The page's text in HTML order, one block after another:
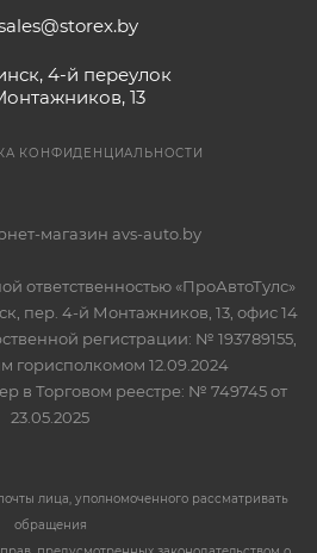
4-й переулок
13
КОНФИДЕНЦИАЛЬНОСТИ
магазин avs-auto.by
ответственностью «ПроАвтоТулс»
пер. 4-й Монтажников, 13, офис 14
регистрации: № 193789155,
горисполкомом 12.09.2024
в Торговом реестре: № 749745 от
23.05.2025
лица, уполномоченного рассматривать
обращения